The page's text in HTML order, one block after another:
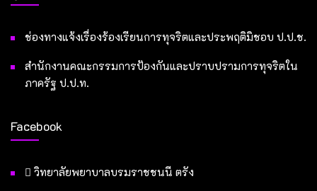
ช่องทางแจ้งเรื่องร้องเรียนการทุจริตและประพฤติมิชอบ ป.ป.ช.
สำนักงานคณะกรรมการป้องกันและปราบปรามการทุจริตใน
ภาครัฐ ป.ป.ท.
Facebook
วิทยาลัยพยาบาลบรมราชชนนี ตรัง